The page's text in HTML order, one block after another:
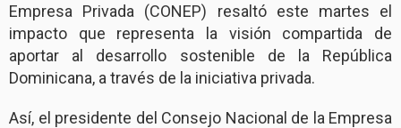
Empresa Privada (CONEP) resaltó este martes el
impacto que representa la visión compartida de
aportar al desarrollo sostenible de la República
Dominicana, a través de la iniciativa privada.
Así, el presidente del Consejo Nacional de la Empresa